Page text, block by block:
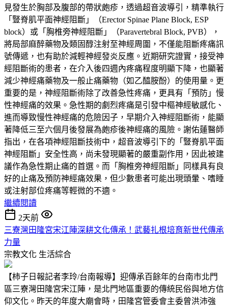
見發生於胸部及腹部的帶狀皰疹，透過超音波導引，精準執行
「豎脊肌平面神經阻斷」（Erector Spinae Plane Block, ESP
block）或「胸椎旁神經阻斷」（Paravertebral Block, PVB），
將局部麻醉藥物及類固醇注射至神經周圍，不僅能阻斷疼痛訊
號傳遞，也有助於減輕神經發炎反應。近期研究證實，接受神
經阻斷術的患者，在介入後四週內疼痛程度明顯下降，也顯著
減少神經痛藥物及一般止痛藥物（如乙醯胺酚）的使用量。更
重要的是，神經阻斷術除了改善急性疼痛，更具有「預防」慢
性神經痛的效果。急性期的劇烈疼痛是引發中樞神經敏感化、
進而導致慢性神經痛的危險因子，早期介入神經阻斷術，能顯
著降低三至六個月後發展為皰疹後神經痛的風險。謝佑蓮醫師
指出，在各項神經阻斷技術中，超音波導引下的「豎脊肌平面
神經阻斷」安全性高，尚未發現顯著的嚴重副作用，因此被建
議作為急性期止痛的首選。而「胸椎旁神經阻斷」同樣具有良
好的止痛及預防神經痛效果，但少數患者可能出現頭暈、嗜睡
或注射部位疼痛等輕微的不適。
繼續閱讀
2天前
三寮灣田隆宮宋江陣深耕文化傳承！武藝扎根培育新世代傳承
力量
宗教文化 生活綜合
【柿子日報記者李玲/台南報導】迎傳承百餘年的台南市北門
區三寮灣田隆宮宋江陣，是北門地區重要的傳統民俗與地方信
仰文化。昨天的年度大廟會時，田隆宮管委會主委曾洪沛強